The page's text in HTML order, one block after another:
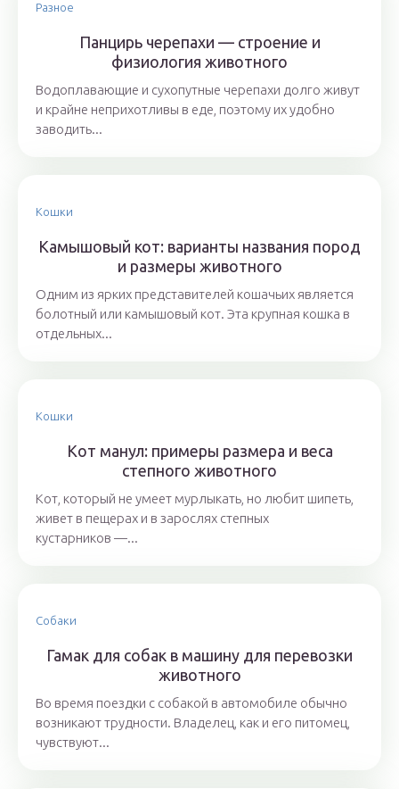
Разное
Панцирь черепахи — строение и
физиология животного
Водоплавающие и сухопутные черепахи долго живут
и крайне неприхотливы в еде, поэтому их удобно
заводить...
Кошки
Камышовый кот: варианты названия пород
и размеры животного
Одним из ярких представителей кошачьих является
болотный или камышовый кот. Эта крупная кошка в
отдельных...
Кошки
Кот манул: примеры размера и веса
степного животного
Кот, который не умеет мурлыкать, но любит шипеть,
живет в пещерах и в зарослях степных
кустарников —...
Собаки
Гамак для собак в машину для перевозки
животного
Во время поездки с собакой в автомобиле обычно
возникают трудности. Владелец, как и его питомец,
чувствуют...